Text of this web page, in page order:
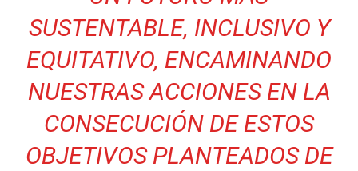
SUSTENTABLE, INCLUSIVO Y
EQUITATIVO, ENCAMINANDO
NUESTRAS ACCIONES EN LA
CONSECUCIÓN DE ESTOS
OBJETIVOS PLANTEADOS DE